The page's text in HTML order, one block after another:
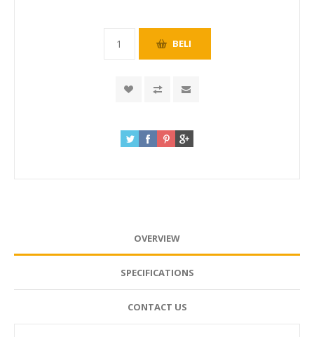
OVERVIEW
SPECIFICATIONS
CONTACT US